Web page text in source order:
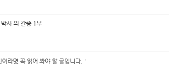
사 의 간증 1부
" 기도하는 신앙인이라몃 꼭 읽어 봐야 할 글입니다. "